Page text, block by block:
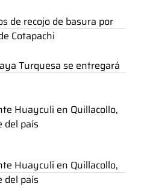
de recojo de basura por
Cotapachi
Turquesa se entregará
Huayculi en Quillacollo,
del país
Huayculi en Quillacollo,
del país